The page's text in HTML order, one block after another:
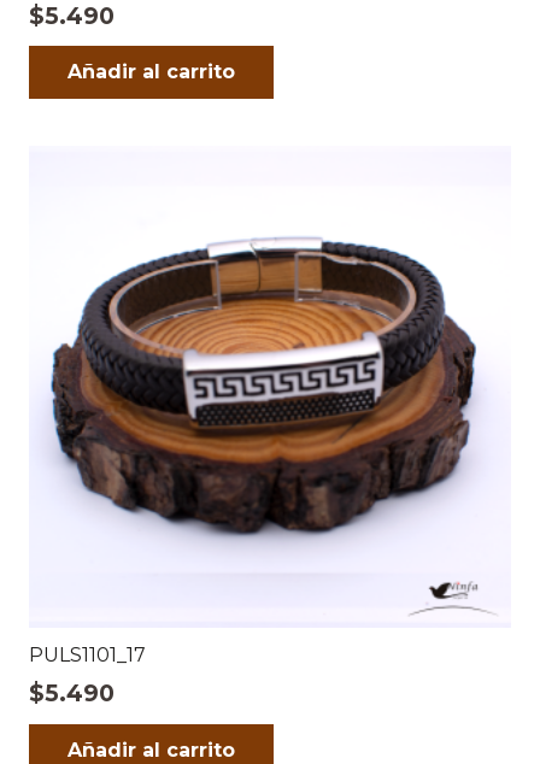
$5.490
Añadir al carrito
PULS1101_17
$5.490
Añadir al carrito